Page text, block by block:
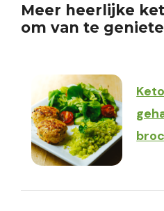
Meer heerlijke
om van te